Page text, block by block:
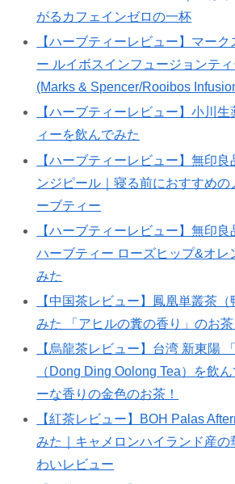
がるカフェインゼロの一杯
【ハーブティーレビュー】マー
ー ルイボスインフュージョンテ
(Marks & Spencer/Rooibos
【ハーブティーレビュー】小川
ィーを飲んでみた
【ハーブティーレビュー】無印
ンジピール｜寝る前におすすめの
ーブティー
【ハーブティーレビュー】無印
ハーブティー ローズヒップ&オレ
みた
【中国茶レビュー】鳳凰単叢茶
みた 「アヒルの糞の香り」のお
【烏龍茶レビュー】台湾 新東陽
（Dong Ding Oolong Tea）を飲
ーな香りの金色のお茶！
【紅茶レビュー】BOH Palas
みた｜キャメロンハイランド産の
わいレビュー